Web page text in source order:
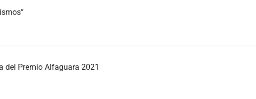
del Premio Alfaguara 2021